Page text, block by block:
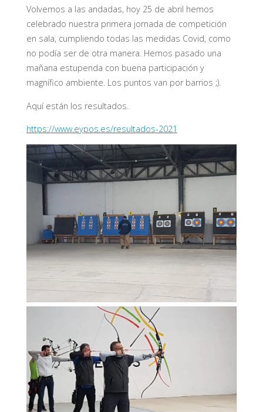
Volvemos a las andadas, hoy 25 de abril hemos
celebrado nuestra primera jornada de competición
en sala, cumpliendo todas las medidas Covid, como
no podía ser de otra manera. Hemos pasado una
mañana estupenda con buena participación y
magnífico ambiente. Los puntos van por barrios ;).
Aquí están los resultados.
https://www.eypos.es/resultados-2021